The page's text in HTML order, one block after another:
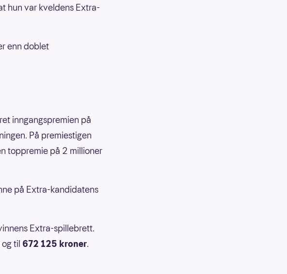
hun var kveldens Extra-
enn doblet
inngangspremien på
På premiestigen
toppremie på 2 millioner
på Extra-kandidatens
Extra-spillebrett.
til 672 125 kroner.